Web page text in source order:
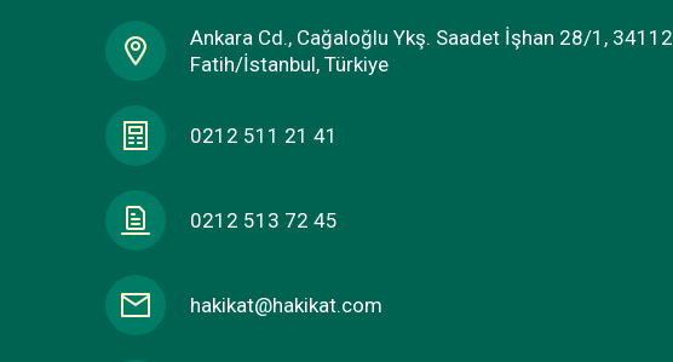
Ankara Cd., Cağaloğlu Ykş. Saadet İşhan 28/1, 34112
Fatih/İstanbul, Türkiye
0212 511 21 41
0212 513 72 45
hakikat@hakikat.com